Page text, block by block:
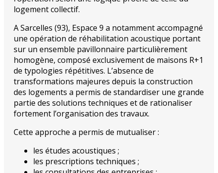
logement collectif.
A Sarcelles (93), Espace 9 a notamment accompagné
une opération de réhabilitation acoustique portant
sur un ensemble pavillonnaire particulièrement
homogène, composé exclusivement de maisons R+1
de typologies répétitives. L’absence de
transformations majeures depuis la construction
des logements a permis de standardiser une grande
partie des solutions techniques et de rationaliser
fortement l’organisation des travaux.
Cette approche a permis de mutualiser :
les études acoustiques ;
les prescriptions techniques ;